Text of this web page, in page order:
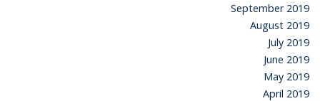
September 2019
August 2019
July 2019
June 2019
May 2019
April 2019